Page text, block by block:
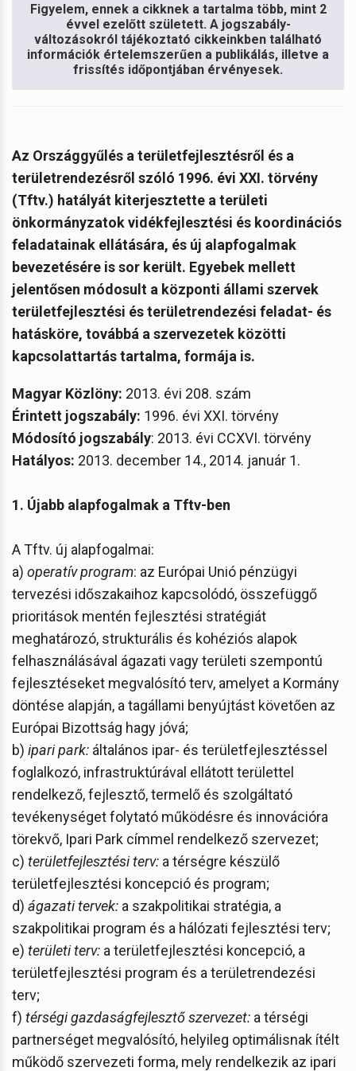
Figyelem, ennek a cikknek a tartalma több, mint 2
évvel ezelőtt született. A jogszabály-
változásokról tájékoztató cikkeinkben található
információk értelemszerűen a publikálás, illetve a
frissítés időpontjában érvényesek.
Az Országgyűlés a területfejlesztésről és a
területrendezésről szóló 1996. évi XXI. törvény
(Tftv.) hatályát kiterjesztette a területi
önkormányzatok vidékfejlesztési és koordinációs
feladatainak ellátására, és új alapfogalmak
bevezetésére is sor került. Egyebek mellett
jelentősen módosult a központi állami szervek
területfejlesztési és területrendezési feladat- és
hatásköre, továbbá a szervezetek közötti
kapcsolattartás tartalma, formája is.
Magyar Közlöny: 2013. évi 208. szám
Érintett jogszabály: 1996. évi XXI. törvény
Módosító jogszabály: 2013. évi CCXVI. törvény
Hatályos: 2013. december 14., 2014. január 1.
1. Újabb alapfogalmak a Tftv-ben
A Tftv. új alapfogalmai:
a) operatív program: az Európai Unió pénzügyi
tervezési időszakaihoz kapcsolódó, összefüggő
prioritások mentén fejlesztési stratégiát
meghatározó, strukturális és kohéziós alapok
felhasználásával ágazati vagy területi szempontú
fejlesztéseket megvalósító terv, amelyet a Kormány
döntése alapján, a tagállami benyújtást követően az
Európai Bizottság hagy jóvá;
b) ipari park: általános ipar- és területfejlesztéssel
foglalkozó, infrastruktúrával ellátott területtel
rendelkező, fejlesztő, termelő és szolgáltató
tevékenységet folytató működésre és innovációra
törekvő, Ipari Park címmel rendelkező szervezet;
c) területfejlesztési terv: a térségre készülő
területfejlesztési koncepció és program;
d) ágazati tervek: a szakpolitikai stratégia, a
szakpolitikai program és a hálózati fejlesztési terv;
e) területi terv: a területfejlesztési koncepció, a
területfejlesztési program és a területrendezési
terv;
f) térségi gazdaságfejlesztő szervezet: a térségi
partnerséget megvalósító, helyileg optimálisnak ítélt
működő szervezeti forma, mely rendelkezik az ipari